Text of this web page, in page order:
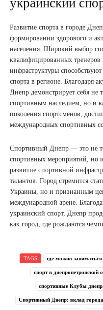
украинский
Развитие спорта в городе
формировании здорового и
населения. Широкий выбор
квалифицированных
инфраструктуры
спорта в регионе. Благодаря
Днепр демонстрирует себя не
спортивным наследием, но и
поколения спортсменов,
международных спортивных
Спортивный Днепр — это не
спортивных мероприятий, но
развитие спортивной
талантов. Город стремится
Украины, но и признанным
международной арене.
украинский спорт, Днепр
как город, где рождаются
TAGS где можно
спорт в днепропетровской
спортивные Клубы
Спортивный Днепр: вклад